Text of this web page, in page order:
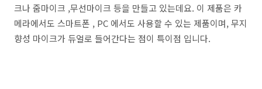
크나 줌마이크 ,무선마이크 등을 만들고 있는데요. 이 제품은 카
메라에서도 스마트폰 , PC 에서도 사용할 수 있는 제품이며, 무지
향성 마이크가 듀얼로 들어간다는 점이 특이점 입니다.